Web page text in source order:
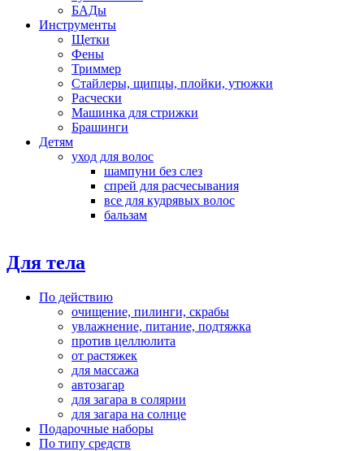
БАДы
Инструменты
Щетки
Фены
Триммер
Стайлеры, щипцы, плойки, утюжки
Расчески
Машинка для стрижки
Брашинги
Детям
уход для волос
шампуни без слез
спрей для расчесывания
все для кудрявых волос
бальзам
Для тела
По действию
очищение, пилинги, скрабы
увлажнение, питание, подтяжка
против целлюлита
от растяжек
для массажа
автозагар
для загара в солярии
для загара на солнце
Подарочные наборы
По типу средств